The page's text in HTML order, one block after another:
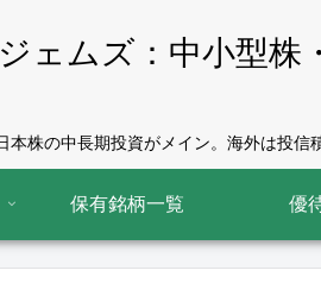
ェムズ：中小型株
株の中長期投資がメイン。海外は投信
保有銘柄一覧 優